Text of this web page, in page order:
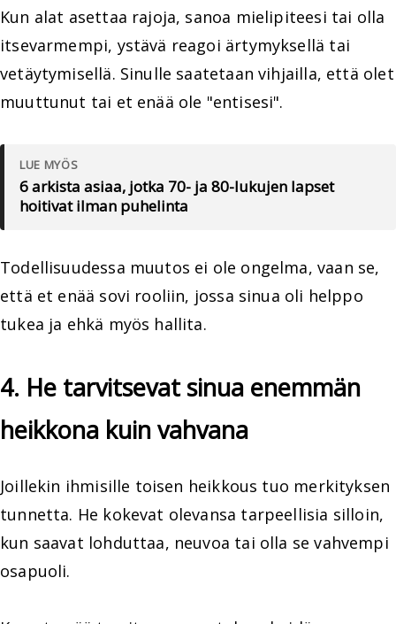
Kun alat asettaa rajoja, sanoa mielipiteesi tai olla
itsevarmempi, ystävä reagoi ärtymyksellä tai
vetäytymisellä. Sinulle saatetaan vihjailla, että olet
muuttunut tai et enää ole "entisesi".
LUE MYÖS
6 arkista asiaa, jotka 70- ja 80-lukujen lapset
hoitivat ilman puhelinta
Todellisuudessa muutos ei ole ongelma, vaan se,
että et enää sovi rooliin, jossa sinua oli helppo
tukea ja ehkä myös hallita.
4. He tarvitsevat sinua enemmän
heikkona kuin vahvana
Joillekin ihmisille toisen heikkous tuo merkityksen
tunnetta. He kokevat olevansa tarpeellisia silloin,
kun saavat lohduttaa, neuvoa tai olla se vahvempi
osapuoli.